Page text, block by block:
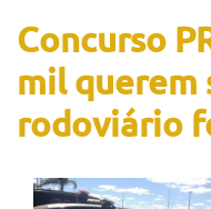
Concurso
mil querem
rodoviário